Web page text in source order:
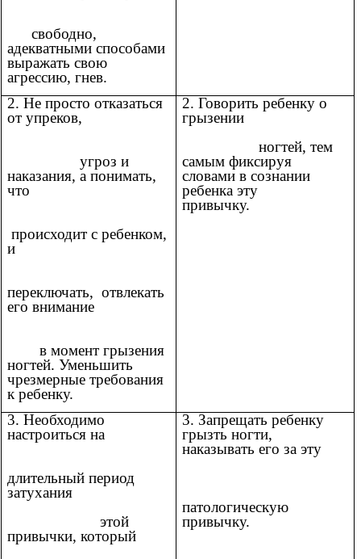
свободно,
адекватными способами
выражать свою
агрессию, гнев.
2. Не просто отказаться
от упреков,
угроз и
наказания, а понимать,
что
происходит с ребенком,
и
переключать, отвлекать
его внимание
в момент грызения
ногтей. Уменьшить
чрезмерные требования
к ребенку.
2. Говорить ребенку о
грызении
ногтей, тем
самым фиксируя
словами в сознании
ребенка эту
привычку.
3. Необходимо
настроиться на
длительный период
затухания
этой
привычки, который
3. Запрещать ребенку
грызть ногти,
наказывать его за эту
патологическую
привычку.